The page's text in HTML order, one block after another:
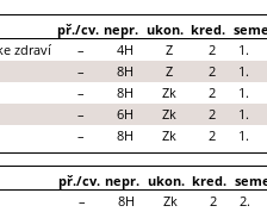
př./cv. nepr. ukon. kred.
zdraví – 4H Z 2
1.
– 8H Z 2
1.
– 8H Zk 2
1.
– 6H Zk 2
1.
– 8H Zk 2 1.
př./cv. nepr. ukon. kred.
– 8H Zk 2 2.